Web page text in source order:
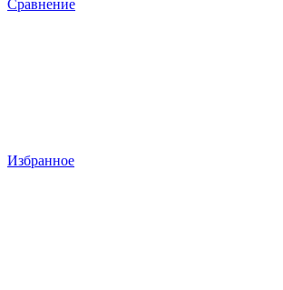
Сравнение
Избранное